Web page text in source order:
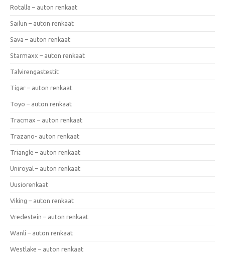
Rotalla – auton renkaat
Sailun – auton renkaat
Sava – auton renkaat
Starmaxx – auton renkaat
Talvirengastestit
Tigar – auton renkaat
Toyo – auton renkaat
Tracmax – auton renkaat
Trazano- auton renkaat
Triangle – auton renkaat
Uniroyal – auton renkaat
Uusiorenkaat
Viking – auton renkaat
Vredestein – auton renkaat
Wanli – auton renkaat
Westlake – auton renkaat